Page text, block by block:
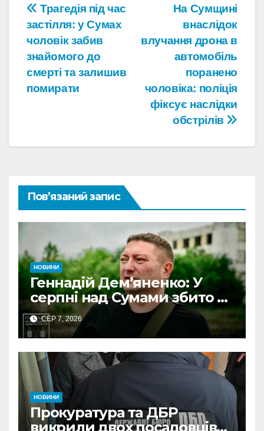
Навігація
записів
На Сумщині
внаслідок
влучання дрона в
автомобіль
поранено
чоловіка: поліція
фіксує наслідки
обстрілів
Трагедія під час
застілля: у Сумах
чоловік забив
знайомого до
смерті та залишив
помирати
Пов’язаний запис
НОВИНИ
Геннадій Дем’яненко: У
серпні над Сумами збито 6
КАБів
СЕР 7, 2026
НОВИНИ
Прокуратура та ДБР
викрили двох посадовців